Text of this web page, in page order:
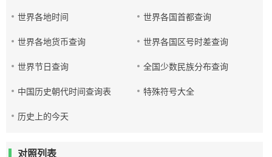
世界各地时间 世界各国首都查询
世界各地货币查询 世界各国区号时差查询
世界节日查询 全国少数民族分布查询
中国历史朝代时间查询表 特殊符号大全
历史上的今天
对照列表